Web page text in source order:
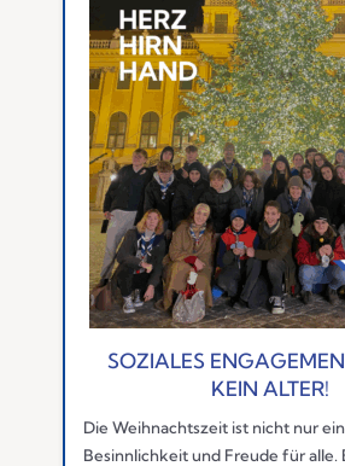
SOZIALES
KEIN ALTER!
Die Weihnachtszeit ist nicht nur
Besinnlichkeit und Freude für alle.